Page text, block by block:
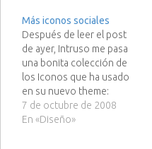
sidebar. Vía | Soulvisual
Más iconos sociales
Después de leer el post
de ayer, Intruso me pasa
una bonita colección de
los Iconos que ha usado
en su nuevo theme:
(max)Icone Blog - Pack 1
de WebFruits (max)Icone
7 de octubre de 2008
En «Diseño»